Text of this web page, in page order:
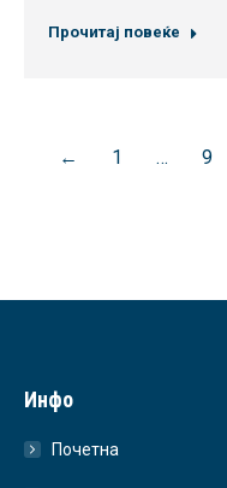
Прочитај повеќе
← 1 … 9
Инфо
Почетна